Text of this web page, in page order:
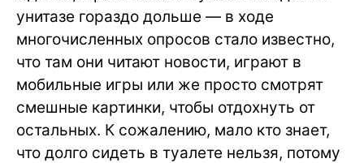
унитазе гораздо дольше — в ходе
многочисленных опросов стало известно,
что там они читают новости, играют в
мобильные игры или же просто смотрят
смешные картинки, чтобы отдохнуть от
остальных. К сожалению, мало кто знает,
что долго сидеть в туалете нельзя, потому